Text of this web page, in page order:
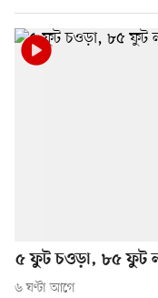
৫ ফুট চওড়া, ৮৫ ফুট
৬ ঘণ্টা আগে